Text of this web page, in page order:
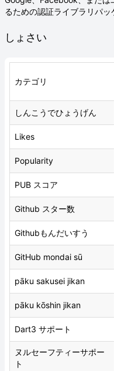
るための認証ライブラリパッ
しょさい
カテゴリ
しんこうでひょうげん
Likes
Popularity
PUB スコア
Github スター数
Githubもんだいすう
GitHub mondai sū
pāku sakusei jikan
pāku kōshin jikan
Dart3 サポート
ヌルセーフティーサポー
ト